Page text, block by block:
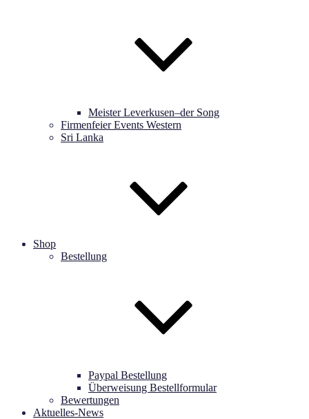
Meister Leverkusen–der Song
Firmenfeier Events Western
Sri Lanka
Shop
Bestellung
Paypal Bestellung
Überweisung Bestellformular
Bewertungen
Aktuelles-News